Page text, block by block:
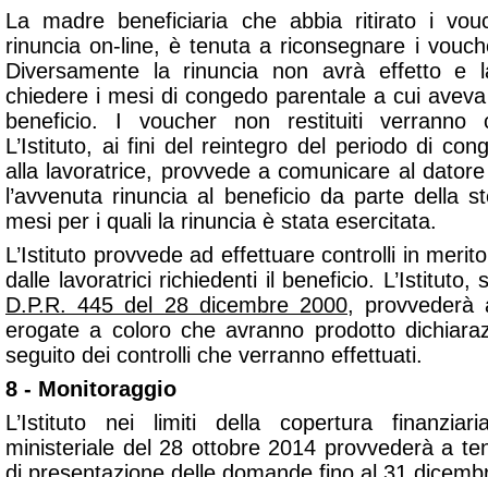
La madre beneficiaria che abbia ritirato i
rinuncia on-line, è tenuta a riconsegnare i
Diversamente la rinuncia non avrà effetto e
chiedere i mesi di congedo parentale a cui
beneficio. I voucher non restituiti verranno
L’Istituto, ai fini del reintegro del periodo di
alla lavoratrice, provvede a comunicare al
l’avvenuta rinuncia al beneficio da parte della
mesi per i quali la rinuncia è stata esercitata.
L’Istituto provvede ad effettuare controlli in
dalle lavoratrici richiedenti il beneficio. L’Istituto,
D.P.R. 445 del 28 dicembre 2000, provvederà
erogate a coloro che avranno prodotto
seguito dei controlli che verranno effettuati.
8 - Monitoraggio
L’Istituto nei limiti della copertura
ministeriale del 28 ottobre 2014 provvederà a